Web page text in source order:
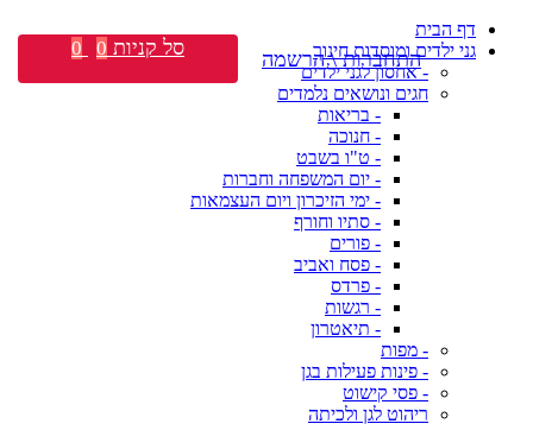
דף הבית
גני ילדים ומוסדות חינוך
- אחסון לגני ילדים
חגים ונושאים נלמדים
- בריאות
- חנוכה
- ט"ו בשבט
- יום המשפחה וחברות
- ימי הזיכרון ויום העצמאות
- סתיו וחורף
- פורים
- פסח ואביב
- פרדס
- רגשות
- תיאטרון
- מפות
- פינות פעילות בגן
- פסי קישוט
ריהוט לגן ולכיתה
התחברות \ הרשמה סל קניות 0
0